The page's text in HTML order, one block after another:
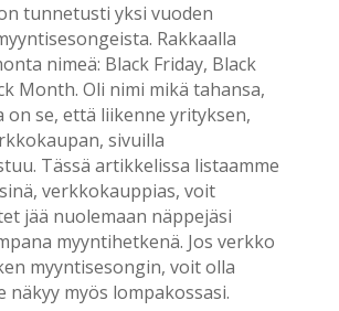
tunnetusti yksi vuoden
Rakkaalla
nimeä: Black Friday, Black
Month. Oli nimi mikä tahansa,
on se, että liikenne yrityksen,
sivuilla
Tässä artikkelissa listaamme
verkkokauppias, voit
jää nuolemaan näppejäsi
myyntihetkenä. Jos verkko
myyntisesongin, voit olla
näkyy myös lompakossasi.